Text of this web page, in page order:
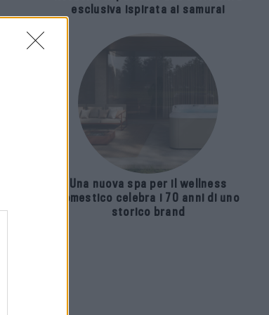
esclusiva ispirata ai samurai
Una nuova spa per il wellness
domestico celebra i 70 anni di uno
storico brand